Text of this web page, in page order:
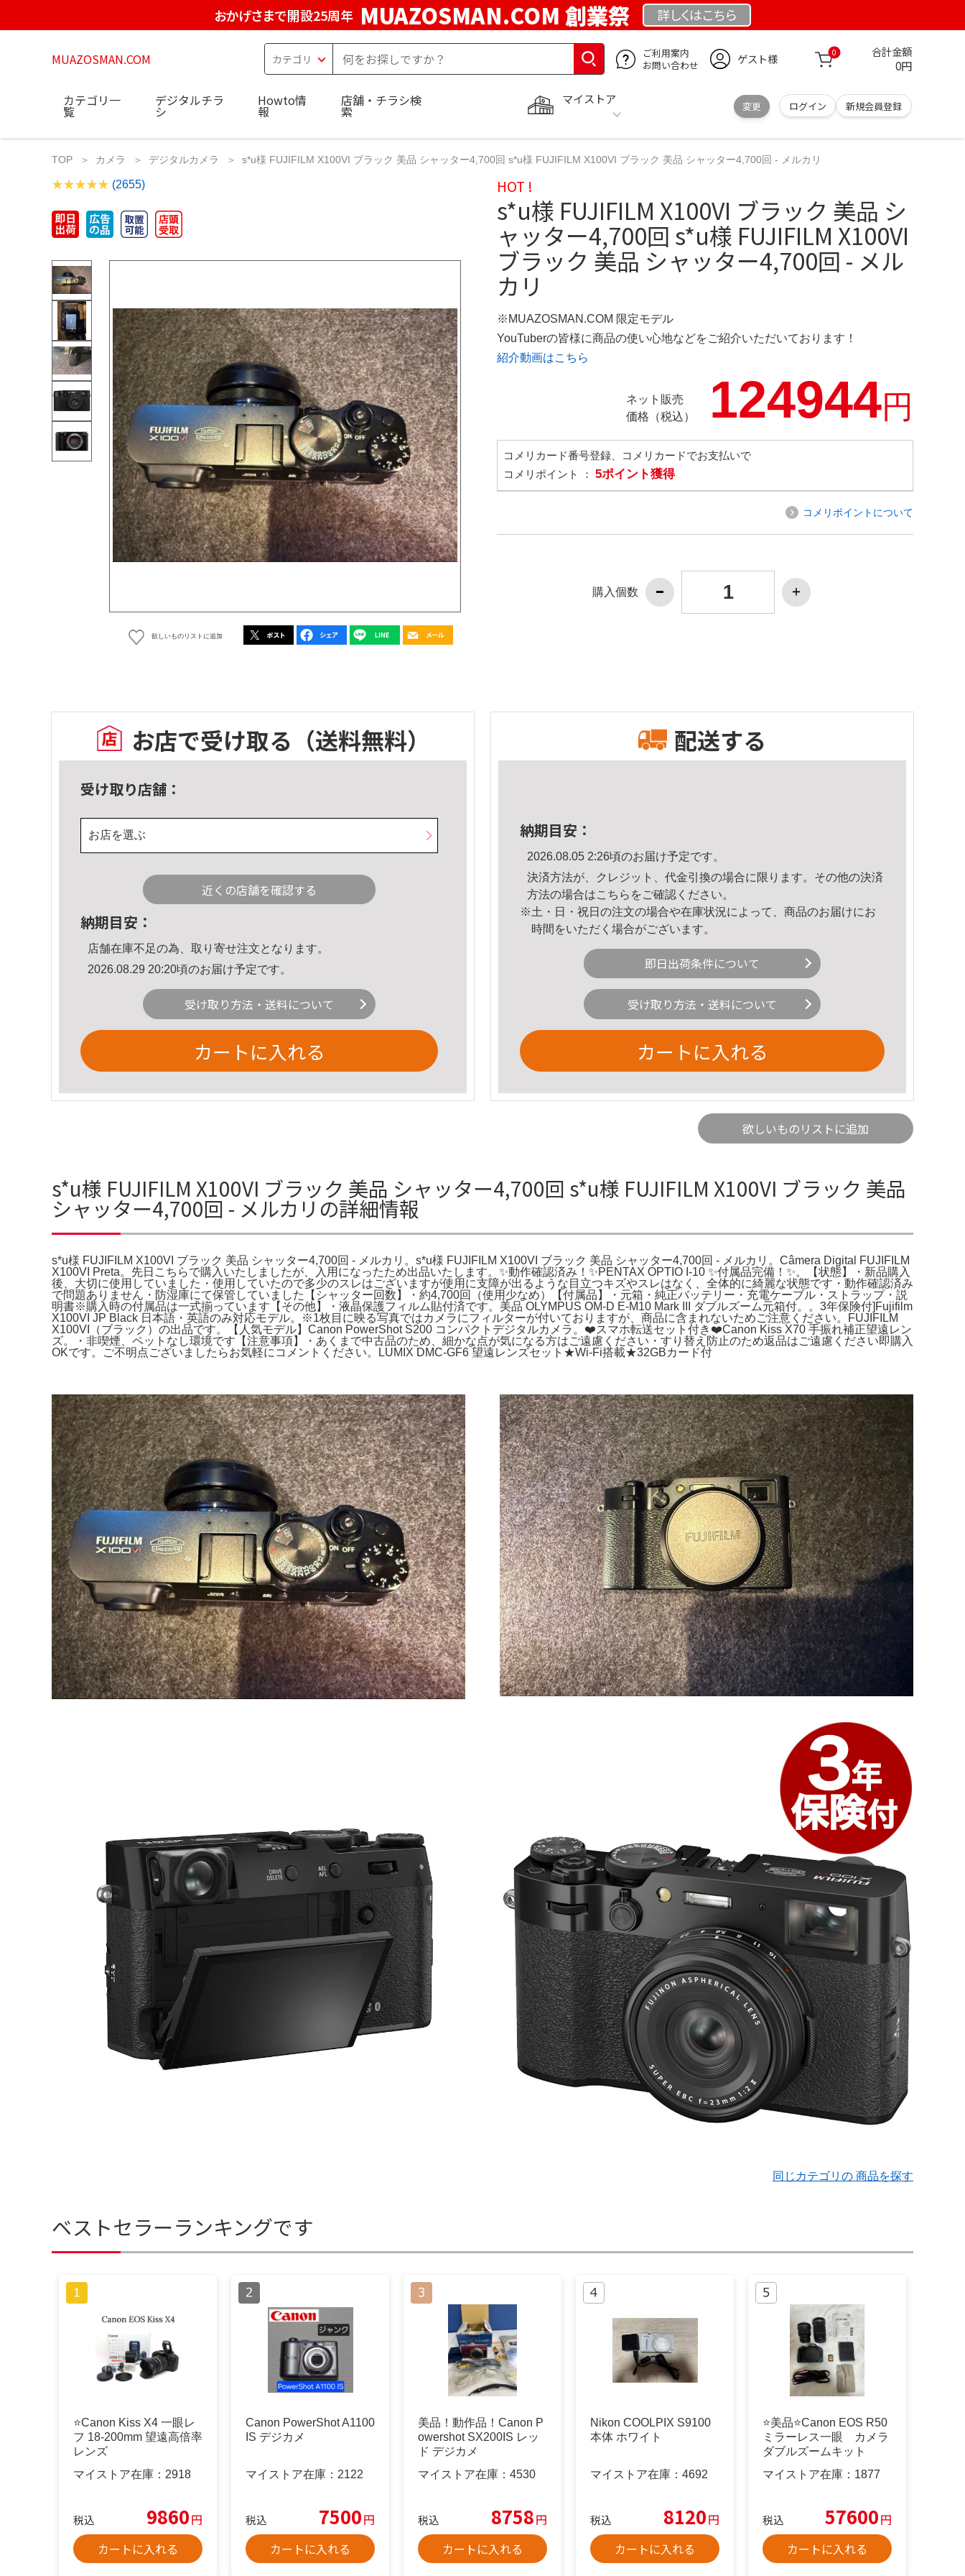
おかげさまで開設25周年 MUAZOSMAN.COM 創業祭 詳しくはこちら
MUAZOSMAN.COM
ご利用案内
お問い合わせ
ゲスト様 0 合計金額
0円
マイストア
変更 ログイン 新規会員登録
カテゴリ一
覧
デジタルチラ
シ
Howto情
報
店舗・チラシ検
索
TOP カメラ デジタルカメラ s*u様 FUJIFILM X100VI ブラック 美品 シャッター4,700回 s*u様 FUJIFILM X100VI ブラック 美品 シャッター4,700回 - メルカリ
(2655)
欲しいものリストに追加
HOT !
s*u様 FUJIFILM X100VI ブラック 美品 シ
ャッター4,700回 s*u様 FUJIFILM X100VI
ブラック 美品 シャッター4,700回 - メル
カリ
※MUAZOSMAN.COM 限定モデル
YouTuberの皆様に商品の使い心地などをご紹介いただいております！
紹介動画はこちら
ネット販売
価格（税込）
124944円
コメリカード番号登録、コメリカードでお支払いで
コメリポイント ： 5ポイント獲得
コメリポイントについて
購入個数
お店で受け取る （送料無料）
受け取り店舗：
お店を選ぶ
近くの店舗を確認する
納期目安：
店舗在庫不足の為、取り寄せ注文となります。
2026.08.29 20:20頃のお届け予定です。
受け取り方法・送料について
カートに入れる
配送する
納期目安：
2026.08.05 2:26頃のお届け予定です。
決済方法が、クレジット、代金引換の場合に限ります。その他の決済
方法の場合はこちら をご確認ください。
※土・日・祝日の注文の場合や在庫状況によって、商品のお届けにお
時間をいただく場合がございます。
即日出荷条件について
受け取り方法・送料について
カートに入れる
欲しいものリストに追加
s*u様 FUJIFILM X100VI ブラック 美品 シャッター4,700回 s*u様 FUJIFILM X100VI ブラック 美品
シャッター4,700回 - メルカリの詳細情報
s*u様 FUJIFILM X100VI ブラック 美品 シャッター4,700回 - メルカリ。s*u様 FUJIFILM X100VI ブラック 美品 シャッター4,700回 - メルカリ。Câmera Digital FUJIFILM
X100VI Preta。先日こちらで購入いたしましたが、入用になったため出品いたします。✨動作確認済み！✨PENTAX OPTIO I-10 ✨付属品完備！✨。【状態】・新品購入
後、大切に使用していました・使用していたので多少のスレはございますが使用に支障が出るような目立つキズやスレはなく、全体的に綺麗な状態です・動作確認済み
で問題ありません・防湿庫にて保管していました【シャッター回数】・約4,700回（使用少なめ）【付属品】・元箱・純正バッテリー・充電ケーブル・ストラップ・説
明書※購入時の付属品は一式揃っています【その他】・液晶保護フィルム貼付済です。美品 OLYMPUS OM-D E-M10 Mark III ダブルズーム元箱付。。3年保険付]Fujifilm
X100VI JP Black 日本語・英語のみ対応モデル。※1枚目に映る写真ではカメラにフィルターが付いておりますが、商品に含まれないためご注意ください。FUJIFILM
X100VI（ブラック）の出品です。【人気モデル】Canon PowerShot S200 コンパクトデジタルカメラ。❤️スマホ転送セット付き❤️Canon Kiss X70 手振れ補正望遠レン
ズ。・非喫煙、ペットなし環境です【注意事項】・あくまで中古品のため、細かな点が気になる方はご遠慮ください・すり替え防止のため返品はご遠慮ください即購入
OKです。ご不明点ございましたらお気軽にコメントください。LUMIX DMC-GF6 望遠レンズセット★Wi-Fi搭載★32GBカード付
同じカテゴリの 商品を探す
ベストセラーランキングです
⭐️Canon Kiss X4 一眼レ
フ 18-200mm 望遠高倍率
レンズ
マイストア在庫： 2918
税込 9860円
カートに入れる
Canon PowerShot A1100
IS デジカメ
マイストア在庫： 2122
税込 7500円
カートに入れる
美品！動作品！Canon P
owershot SX200IS レッ
ド デジカメ
マイストア在庫： 4530
税込 8758円
カートに入れる
Nikon COOLPIX S9100
本体 ホワイト
マイストア在庫： 4692
税込 8120円
カートに入れる
⭐️美品⭐️Canon EOS R50
ミラーレス一眼 カメラ
ダブルズームキット
マイストア在庫： 1877
税込 57600円
カートに入れる